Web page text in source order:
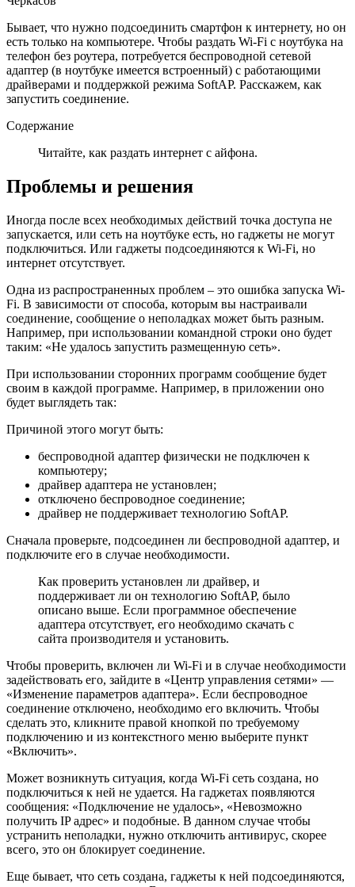
Бывает, что нужно подсоединить смартфон к интернету, но он
есть только на компьютере. Чтобы раздать Wi-Fi с ноутбука на
телефон без роутера, потребуется беспроводной сетевой
адаптер (в ноутбуке имеется встроенный) с работающими
драйверами и поддержкой режима SoftAP. Расскажем, как
запустить соединение.
Содержание
Читайте, как раздать интернет с айфона.
Проблемы и решения
Иногда после всех необходимых действий точка доступа не
запускается, или сеть на ноутбуке есть, но гаджеты не могут
подключиться. Или гаджеты подсоединяются к Wi-Fi, но
интернет отсутствует.
Одна из распространенных проблем – это ошибка запуска Wi-
Fi. В зависимости от способа, которым вы настраивали
соединение, сообщение о неполадках может быть разным.
Например, при использовании командной строки оно будет
таким: «Не удалось запустить размещенную сеть».
При использовании сторонних программ сообщение будет
своим в каждой программе. Например, в приложении оно
будет выглядеть так:
Причиной этого могут быть:
беспроводной адаптер физически не подключен к
компьютеру;
драйвер адаптера не установлен;
отключено беспроводное соединение;
драйвер не поддерживает технологию SoftAP.
Сначала проверьте, подсоединен ли беспроводной адаптер, и
подключите его в случае необходимости.
Как проверить установлен ли драйвер, и
поддерживает ли он технологию SoftAP, было
описано выше. Если программное обеспечение
адаптера отсутствует, его необходимо скачать с
сайта производителя и установить.
Чтобы проверить, включен ли Wi-Fi и в случае необходимости
задействовать его, зайдите в «Центр управления сетями» —
«Изменение параметров адаптера». Если беспроводное
соединение отключено, необходимо его включить. Чтобы
сделать это, кликните правой кнопкой по требуемому
подключению и из контекстного меню выберите пункт
«Включить».
Может возникнуть ситуация, когда Wi-Fi сеть создана, но
подключиться к ней не удается. На гаджетах появляются
сообщения: «Подключение не удалось», «Невозможно
получить IP адрес» и подобные. В данном случае чтобы
устранить неполадки, нужно отключить антивирус, скорее
всего, это он блокирует соединение.
Еще бывает, что сеть создана, гаджеты к ней подсоединяются,